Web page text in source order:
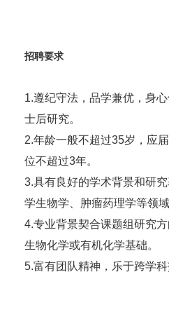
招聘要求
1.遵纪守法，品学兼优，身
士后研究。
2.年龄一般不超过35岁，应
位不超过3年。
3.具有良好的学术背景和研
学生物学、肿瘤药理学等领
4.专业背景契合课题组研究方
生物化学或有机化学基础。
5.富有团队精神，乐于跨学科